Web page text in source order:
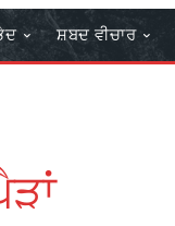
ਸ਼ਬਦ ਵੀਚਾਰ